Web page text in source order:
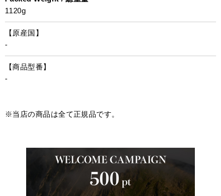
1120g
【原産国】
-
【商品型番】
-
※当店の商品は全て正規品です。